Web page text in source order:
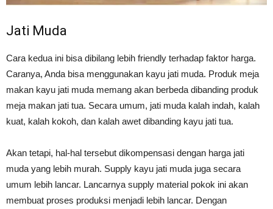
Jati Muda
Cara kedua ini bisa dibilang lebih friendly terhadap faktor harga.
Caranya, Anda bisa menggunakan kayu jati muda. Produk meja
makan kayu jati muda memang akan berbeda dibanding produk
meja makan jati tua. Secara umum, jati muda kalah indah, kalah
kuat, kalah kokoh, dan kalah awet dibanding kayu jati tua.
Akan tetapi, hal-hal tersebut dikompensasi dengan harga jati
muda yang lebih murah. Supply kayu jati muda juga secara
umum lebih lancar. Lancarnya supply material pokok ini akan
membuat proses produksi menjadi lebih lancar. Dengan